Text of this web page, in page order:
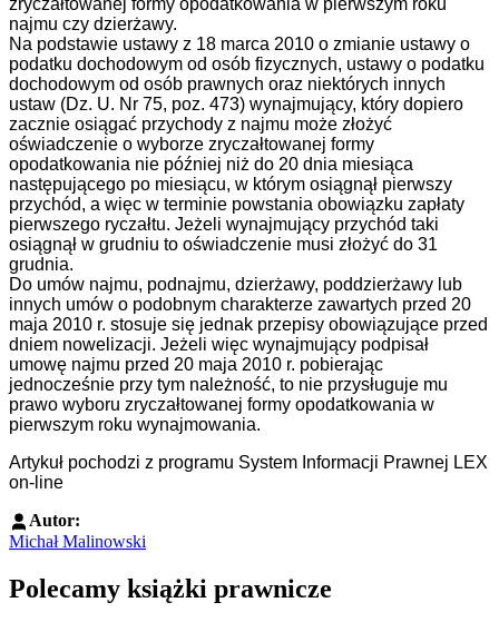
najmu czy dzierżawy.
Na podstawie ustawy z 18 marca 2010 o zmianie ustawy o
podatku dochodowym od osób fizycznych, ustawy o podatku
dochodowym od osób prawnych oraz niektórych innych
ustaw (Dz. U. Nr 75, poz. 473) wynajmujący, który dopiero
zacznie osiągać przychody z najmu może złożyć
oświadczenie o wyborze zryczałtowanej formy
opodatkowania nie później niż do 20 dnia miesiąca
następującego po miesiącu, w którym osiągnął pierwszy
przychód, a więc w terminie powstania obowiązku zapłaty
pierwszego ryczałtu. Jeżeli wynajmujący przychód taki
osiągnął w grudniu to oświadczenie musi złożyć do 31
grudnia.
Do umów najmu, podnajmu, dzierżawy, poddzierżawy lub
innych umów o podobnym charakterze zawartych przed 20
maja 2010 r. stosuje się jednak przepisy obowiązujące przed
dniem nowelizacji. Jeżeli więc wynajmujący podpisał
umowę najmu przed 20 maja 2010 r. pobierając
jednocześnie przy tym należność, to nie przysługuje mu
prawo wyboru zryczałtowanej formy opodatkowania w
pierwszym roku wynajmowania.
Artykuł pochodzi z programu System Informacji Prawnej LEX
on-line
Autor:
Michał Malinowski
Polecamy książki prawnicze